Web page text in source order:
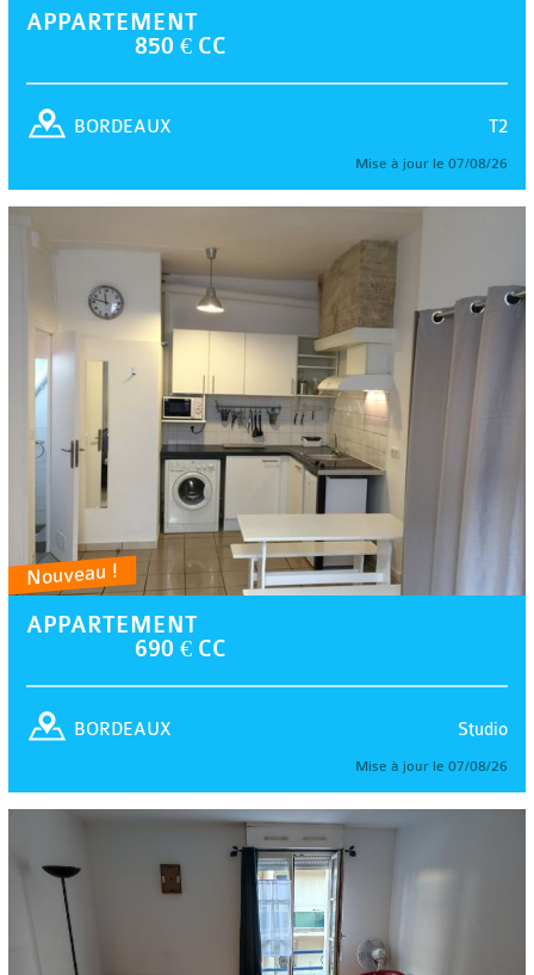
APPARTEMENT
850 € CC
T2
BORDEAUX
Mise à jour le 07/08/26
Nouveau !
APPARTEMENT
690 € CC
Studio
BORDEAUX
Mise à jour le 07/08/26